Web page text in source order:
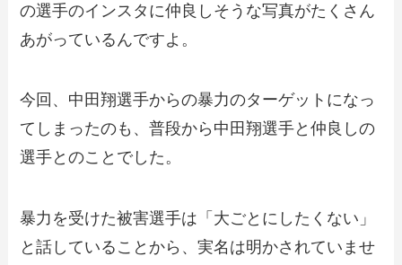
の選手のインスタに仲良しそうな写真がたくさん
あがっているんですよ。
今回、中田翔選手からの暴力のターゲットになっ
てしまったのも、普段から中田翔選手と仲良しの
選手とのことでした。
暴力を受けた被害選手は「大ごとにしたくない」
と話していることから、実名は明かされていませ